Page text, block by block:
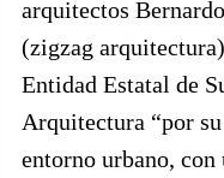
arquitectos
(zigzag
Entidad Estatal de
Arquitectura “por
entorno urbano, con